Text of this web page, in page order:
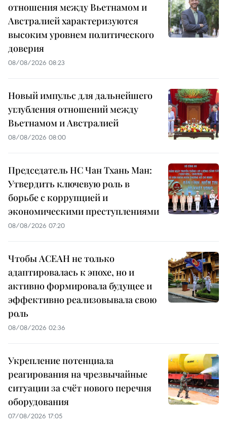
отношения между Вьетнамом и
Австралией характеризуются
высоким уровнем политического
доверия
08/08/2026 08:23
Новый импульс для дальнейшего
углубления отношений между
Вьетнамом и Австралией
08/08/2026 08:00
Председатель НС Чан Тхань Ман:
Утвердить ключевую роль в
борьбе с коррупцией и
экономическими преступлениями
08/08/2026 07:20
Чтобы АСЕАН не только
адаптировалась к эпохе, но и
активно формировала будущее и
эффективно реализовывала свою
роль
08/08/2026 02:36
Укрепление потенциала
реагирования на чрезвычайные
ситуации за счёт нового перечня
оборудования
07/08/2026 17:05